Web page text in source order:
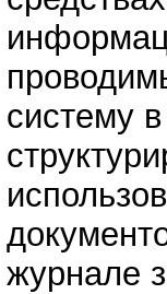
систему
журнале